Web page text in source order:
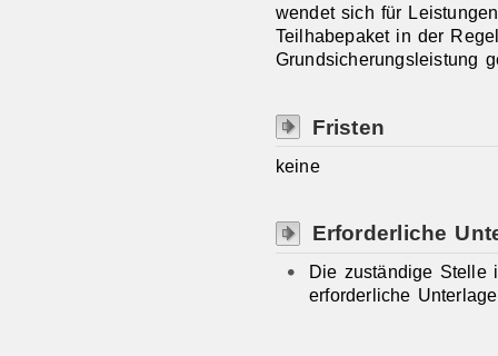
wendet sich für
Teilhabepaket in der
Grundsicherungsleistung
Fristen
keine
Erforderliche
Die zuständige Stelle
erforderliche